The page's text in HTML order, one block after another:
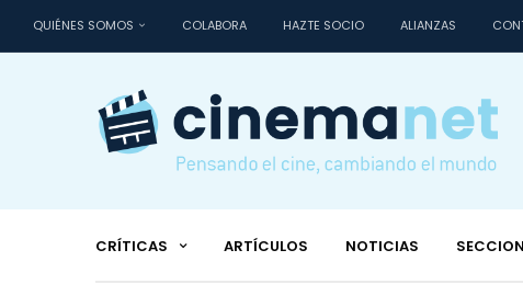
QUIÉNES SOMOS COLABORA HAZTE SOCIO ALIANZAS
CRÍTICAS ARTÍCULOS NOTICIAS